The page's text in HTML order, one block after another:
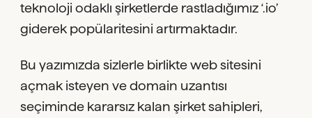
teknoloji odaklı şirketlerde rastladığımız ‘.io’
giderek popülaritesini artırmaktadır.
Bu yazımızda sizlerle birlikte web sitesini
açmak isteyen ve domain uzantısı
seçiminde kararsız kalan şirket sahipleri,